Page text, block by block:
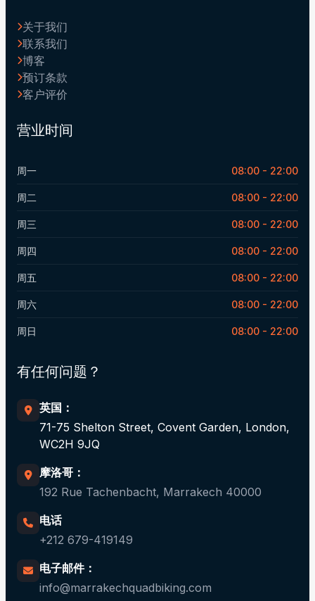
关于我们
联系我们
博客
预订条款
客户评价
营业时间
周一 08:00 - 22:00
周二 08:00 - 22:00
周三 08:00 - 22:00
周四 08:00 - 22:00
周五 08:00 - 22:00
周六 08:00 - 22:00
周日 08:00 - 22:00
有任何问题？
英国：
71-75 Shelton Street, Covent Garden, London,
WC2H 9JQ
摩洛哥：
192 Rue Tachenbacht, Marrakech 40000
电话
+212 679-419149
电子邮件：
info@marrakechquadbiking.com